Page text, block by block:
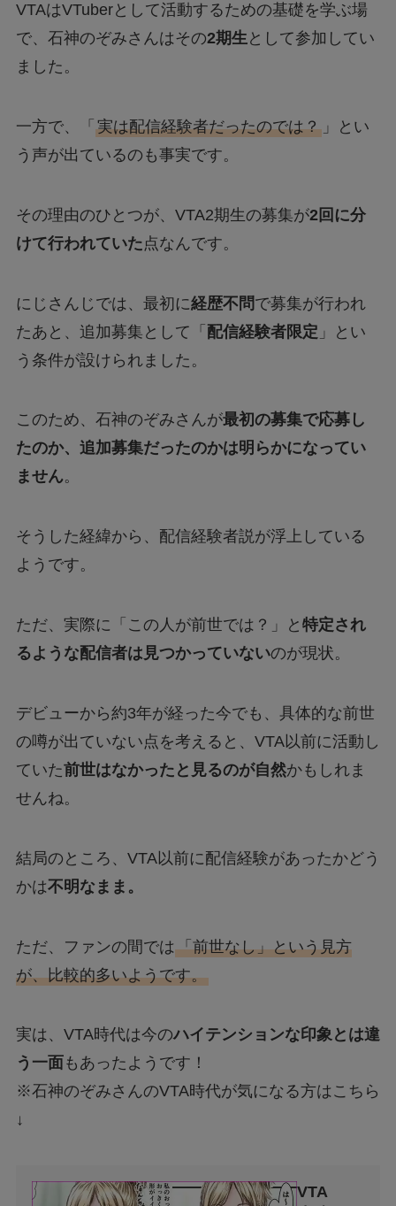
VTAはVTuberとして活動するための基礎を学ぶ場
で、石神のぞみさんはその2期生として参加してい
ました。
一方で、「 実は配信経験者だったのでは？」とい
う声が出ているのも事実です。
その理由のひとつが、VTA2期生の募集が2回に分
けて行われていた 点なんです。
にじさんじでは、最初に経歴不問で募集が行われ
たあと、追加募集として「 配信経験者限定 」とい
う条件が設けられました。
このため、石神のぞみさんが最初の募集で応募し
たのか、追加募集だったのかは明らかになってい
ません。
そうした経緯から、配信経験者説が浮上している
ようです。
ただ、実際に「この人が前世では？」と 特定され
るような配信者は見つかっていないのが現状。
デビューから約3年が経った今でも、具体的な前世
の噂が出ていない点を考えると、VTA以前に活動し
ていた前世はなかったと見るのが自然かもしれま
せんね。
結局のところ、VTA以前に配信経験があったかどう
かは不明なまま。
ただ、ファンの間では「前世なし」という見方
が、比較的多いようです。
実は、VTA時代は今のハイテンションな印象とは違
う一面 もあったようです！
※石神のぞみさんのVTA時代が気になる方はこちら
↓
VTA